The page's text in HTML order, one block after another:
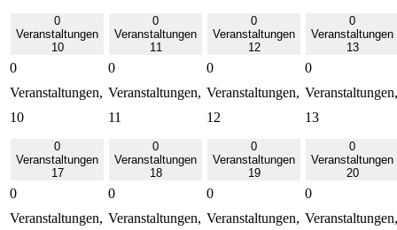
0
Veranstaltungen
10
0
Veranstaltungen,
10
0
Veranstaltungen
11
0
Veranstaltungen,
11
0
Veranstaltungen
12
0
Veranstaltungen,
12
0
Veranstaltungen
13
0
Veranstaltungen,
13
0
Veranstaltungen
17
0
Veranstaltungen,
0
Veranstaltungen
18
0
Veranstaltungen,
0
Veranstaltungen
19
0
Veranstaltungen,
0
Veranstaltungen
20
0
Veranstaltungen,